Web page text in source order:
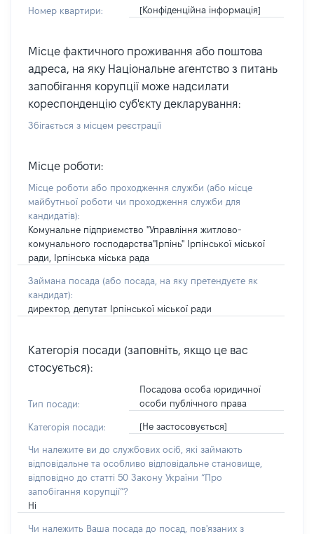
Номер квартири: [Конфіденційна інформація]
Місце фактичного проживання або поштова
адреса, на яку Національне агентство з питань
запобігання корупції може надсилати
кореспонденцію суб'єкту декларування:
Збігається з місцем реєстрації
Місце роботи:
Місце роботи або проходження служби (або місце
майбутньої роботи чи проходження служби для
кандидатів):
Комунальне підприємство "Управління житлово-
комунального господарства"Ірпінь" Ірпінської міської
ради, Ірпінська міська рада
Займана посада (або посада, на яку претендуєте як
кандидат):
директор, депутат Ірпінської міської ради
Категорія посади (заповніть, якщо це вас
стосується):
Тип посади:
Посадова особа юридичної
особи публічного права
Категорія посади: [Не застосовується]
Чи належите ви до службових осіб, які займають
відповідальне та особливо відповідальне становище,
відповідно до статті 50 Закону України “Про
запобігання корупції”?
Ні
Чи належить Ваша посада до посад, пов'язаних з